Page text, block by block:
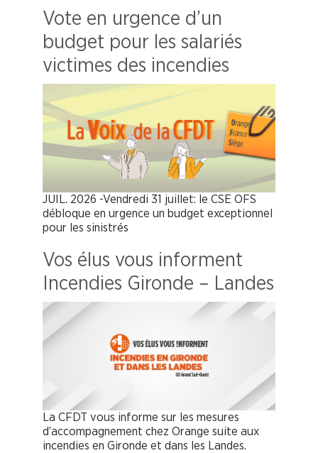
Vote en urgence d’un
budget pour les salariés
victimes des incendies
JUIL. 2026 -Vendredi 31 juillet: le CSE OFS
débloque en urgence un budget exceptionnel
pour les sinistrés
Vos élus vous informent
Incendies Gironde – Landes
La CFDT vous informe sur les mesures
d’accompagnement chez Orange suite aux
incendies en Gironde et dans les Landes.